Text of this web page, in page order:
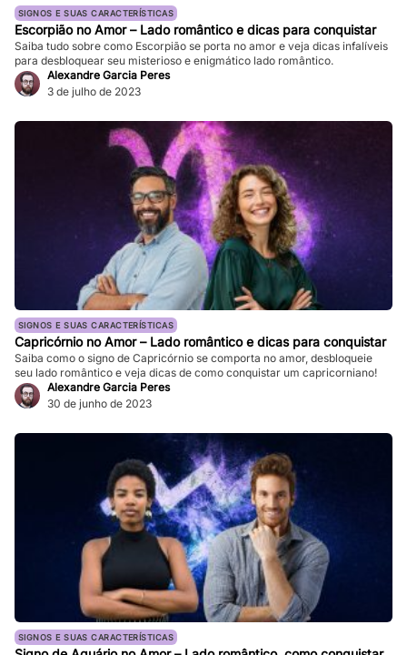
SIGNOS E SUAS CARACTERÍSTICAS
Escorpião no Amor – Lado romântico e dicas para conquistar
Saiba tudo sobre como Escorpião se porta no amor e veja dicas infalíveis
para desbloquear seu misterioso e enigmático lado romântico.
Alexandre Garcia Peres
3 de julho de 2023
SIGNOS E SUAS CARACTERÍSTICAS
Capricórnio no Amor – Lado romântico e dicas para conquistar
Saiba como o signo de Capricórnio se comporta no amor, desbloqueie
seu lado romântico e veja dicas de como conquistar um capricorniano!
Alexandre Garcia Peres
30 de junho de 2023
SIGNOS E SUAS CARACTERÍSTICAS